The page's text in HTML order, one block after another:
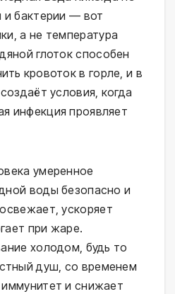
и бактерии — вот
а не температура
глоток способен
кровоток в горле, и в
условия, когда
инфекция проявляет
умеренное
воды безопасно и
ускоряет
при жаре.
холодом, будь то
душ, со временем
и снижает